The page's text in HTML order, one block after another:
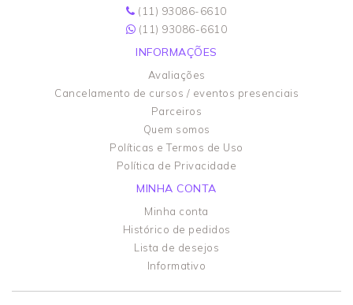
(11) 93086-6610
(11) 93086-6610
INFORMAÇÕES
Avaliações
Cancelamento de cursos / eventos presenciais
Parceiros
Quem somos
Políticas e Termos de Uso
Política de Privacidade
MINHA CONTA
Minha conta
Histórico de pedidos
Lista de desejos
Informativo